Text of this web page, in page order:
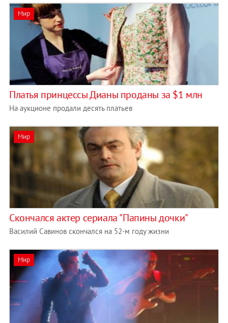
Мир
Платья принцессы Дианы проданы за $1 млн
На аукционе продали десять платьев
Мир
Скончался актер сериала "Папины дочки"
Василий Савинов скончался на 52-м году жизни
Мир